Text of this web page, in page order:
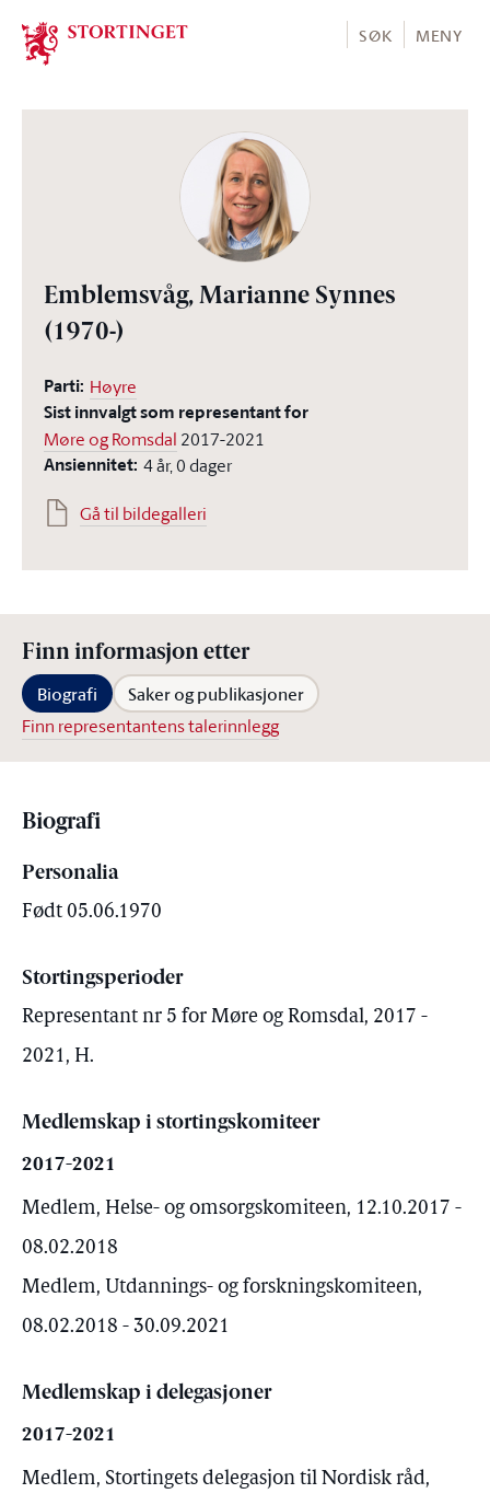
Stortinget.no
SØK MENY
Emblemsvåg, Marianne Synnes
(1970-)
Parti: Høyre
Sist innvalgt som representant for
Møre og Romsdal 2017-2021
Ansiennitet: 4 år, 0 dager
Gå til bildegalleri
Finn informasjon etter
Biografi Saker og publikasjoner
Finn representantens talerinnlegg
Biografi
Personalia
Født 05.06.1970
Stortingsperioder
Representant nr 5 for Møre og Romsdal, 2017 -
2021, H.
Medlemskap i stortingskomiteer
2017-2021
Medlem, Helse- og omsorgskomiteen, 12.10.2017 -
08.02.2018
Medlem, Utdannings- og forskningskomiteen,
08.02.2018 - 30.09.2021
Medlemskap i delegasjoner
2017-2021
Medlem, Stortingets delegasjon til Nordisk råd,